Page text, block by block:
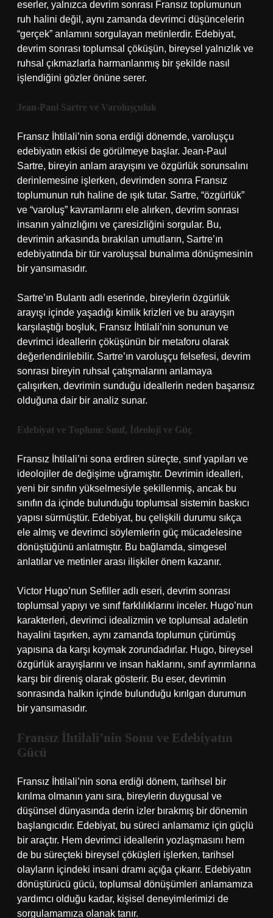
eserler, yalnızca devrim sonrası Fransız toplumunun
ruh halini değil, aynı zamanda devrimci düşüncelerin
“gerçek” anlamını sorgulayan metinlerdir. Edebiyat,
devrim sonrası toplumsal çöküşün, bireysel yalnızlık ve
ruhsal çıkmazlarla harmanlanmış bir şekilde nasıl
işlendiğini gözler önüne serer.
Jean-Paul Sartre ve Varoluşçuluk
Fransız İhtilali’nin sona erdiği dönemde, varoluşçu
edebiyatın etkisi de görülmeye başlar. Jean-Paul
Sartre, bireyin anlam arayışını ve özgürlük sorunsalını
derinlemesine işlerken, devrimden sonra Fransız
toplumunun ruh haline de ışık tutar. Sartre, “özgürlük”
ve “varoluş” kavramlarını ele alırken, devrim sonrası
insanın yalnızlığını ve çaresizliğini sorgular. Bu,
devrimin arkasında bırakılan umutların, Sartre’ın
edebiyatında bir tür varoluşsal bunalıma dönüşmesinin
bir yansımasıdır.
Sartre’ın Bulantı adlı eserinde, bireylerin özgürlük
arayışı içinde yaşadığı kimlik krizleri ve bu arayışın
karşılaştığı boşluk, Fransız İhtilali’nin sonunun ve
devrimci ideallerin çöküşünün bir metaforu olarak
değerlendirilebilir. Sartre’ın varoluşçu felsefesi, devrim
sonrası bireyin ruhsal çatışmalarını anlamaya
çalışırken, devrimin sunduğu ideallerin neden başarısız
olduğuna dair bir analiz sunar.
Edebiyat ve Toplum: Sınıf, İdeoloji ve Güç
Fransız İhtilali’ni sona erdiren süreçte, sınıf yapıları ve
ideolojiler de değişime uğramıştır. Devrimin idealleri,
yeni bir sınıfın yükselmesiyle şekillenmiş, ancak bu
sınıfın da içinde bulunduğu toplumsal sistemin baskıcı
yapısı sürmüştür. Edebiyat, bu çelişkili durumu sıkça
ele almış ve devrimci söylemlerin güç mücadelesine
dönüştüğünü anlatmıştır. Bu bağlamda, simgesel
anlatılar ve metinler arası ilişkiler önem kazanır.
Victor Hugo’nun Sefiller adlı eseri, devrim sonrası
toplumsal yapıyı ve sınıf farklılıklarını inceler. Hugo’nun
karakterleri, devrimci idealizmin ve toplumsal adaletin
hayalini taşırken, aynı zamanda toplumun çürümüş
yapısına da karşı koymak zorundadırlar. Hugo, bireysel
özgürlük arayışlarını ve insan haklarını, sınıf ayrımlarına
karşı bir direniş olarak gösterir. Bu eser, devrimin
sonrasında halkın içinde bulunduğu kırılgan durumun
bir yansımasıdır.
Fransız İhtilali’nin Sonu ve Edebiyatın
Gücü
Fransız İhtilali’nin sona erdiği dönem, tarihsel bir
kırılma olmanın yanı sıra, bireylerin duygusal ve
düşünsel dünyasında derin izler bırakmış bir dönemin
başlangıcıdır. Edebiyat, bu süreci anlamamız için güçlü
bir araçtır. Hem devrimci ideallerin yozlaşmasını hem
de bu süreçteki bireysel çöküşleri işlerken, tarihsel
olayların içindeki insani dramı açığa çıkarır. Edebiyatın
dönüştürücü gücü, toplumsal dönüşümleri anlamamıza
yardımcı olduğu kadar, kişisel deneyimlerimizi de
sorgulamamıza olanak tanır.